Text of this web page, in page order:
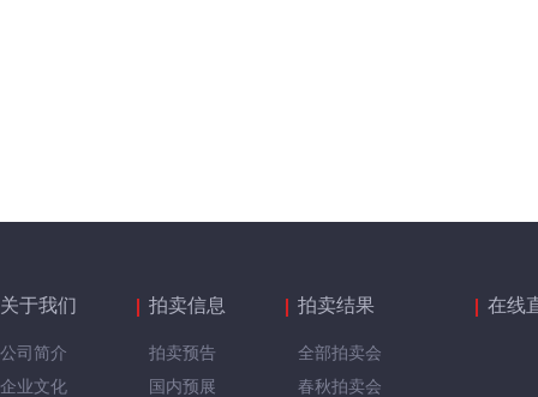
关于我们
公司简介
企业文化
拍卖信息
拍卖预告
国内预展
拍卖结果
全部拍卖会
春秋拍卖会
在线